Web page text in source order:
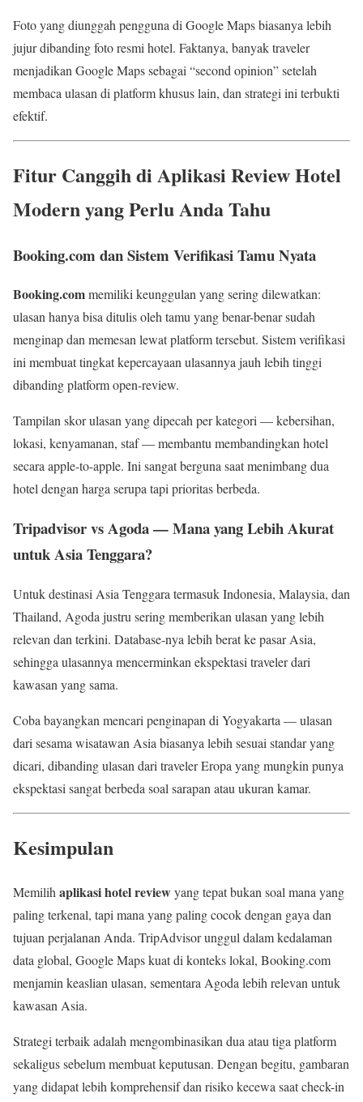
Foto yang diunggah pengguna di Google Maps biasanya lebih
jujur dibanding foto resmi hotel. Faktanya, banyak traveler
menjadikan Google Maps sebagai “second opinion” setelah
membaca ulasan di platform khusus lain, dan strategi ini terbukti
efektif.
Fitur Canggih di Aplikasi Review Hotel
Modern yang Perlu Anda Tahu
Booking.com dan Sistem Verifikasi Tamu Nyata
Booking.commemiliki keunggulan yang sering dilewatkan:
ulasan hanya bisa ditulis oleh tamu yang benar-benar sudah
menginap dan memesan lewat platform tersebut. Sistem verifikasi
ini membuat tingkat kepercayaan ulasannya jauh lebih tinggi
dibanding platform open-review.
Tampilan skor ulasan yang dipecah per kategori — kebersihan,
lokasi, kenyamanan, staf — membantu membandingkan hotel
secara apple-to-apple. Ini sangat berguna saat menimbang dua
hotel dengan harga serupa tapi prioritas berbeda.
Tripadvisor vs Agoda — Mana yang Lebih Akurat
untuk Asia Tenggara?
Untuk destinasi Asia Tenggara termasuk Indonesia, Malaysia, dan
Thailand, Agoda justru sering memberikan ulasan yang lebih
relevan dan terkini. Database-nya lebih berat ke pasar Asia,
sehingga ulasannya mencerminkan ekspektasi traveler dari
kawasan yang sama.
Coba bayangkan mencari penginapan di Yogyakarta — ulasan
dari sesama wisatawan Asia biasanya lebih sesuai standar yang
dicari, dibanding ulasan dari traveler Eropa yang mungkin punya
ekspektasi sangat berbeda soal sarapan atau ukuran kamar.
Kesimpulan
Memilih aplikasi hotel reviewyang tepat bukan soal mana yang
paling terkenal, tapi mana yang paling cocok dengan gaya dan
tujuan perjalanan Anda. TripAdvisor unggul dalam kedalaman
data global, Google Maps kuat di konteks lokal, Booking.com
menjamin keaslian ulasan, sementara Agoda lebih relevan untuk
kawasan Asia.
Strategi terbaik adalah mengombinasikan dua atau tiga platform
sekaligus sebelum membuat keputusan. Dengan begitu, gambaran
yang didapat lebih komprehensif dan risiko kecewa saat check-in